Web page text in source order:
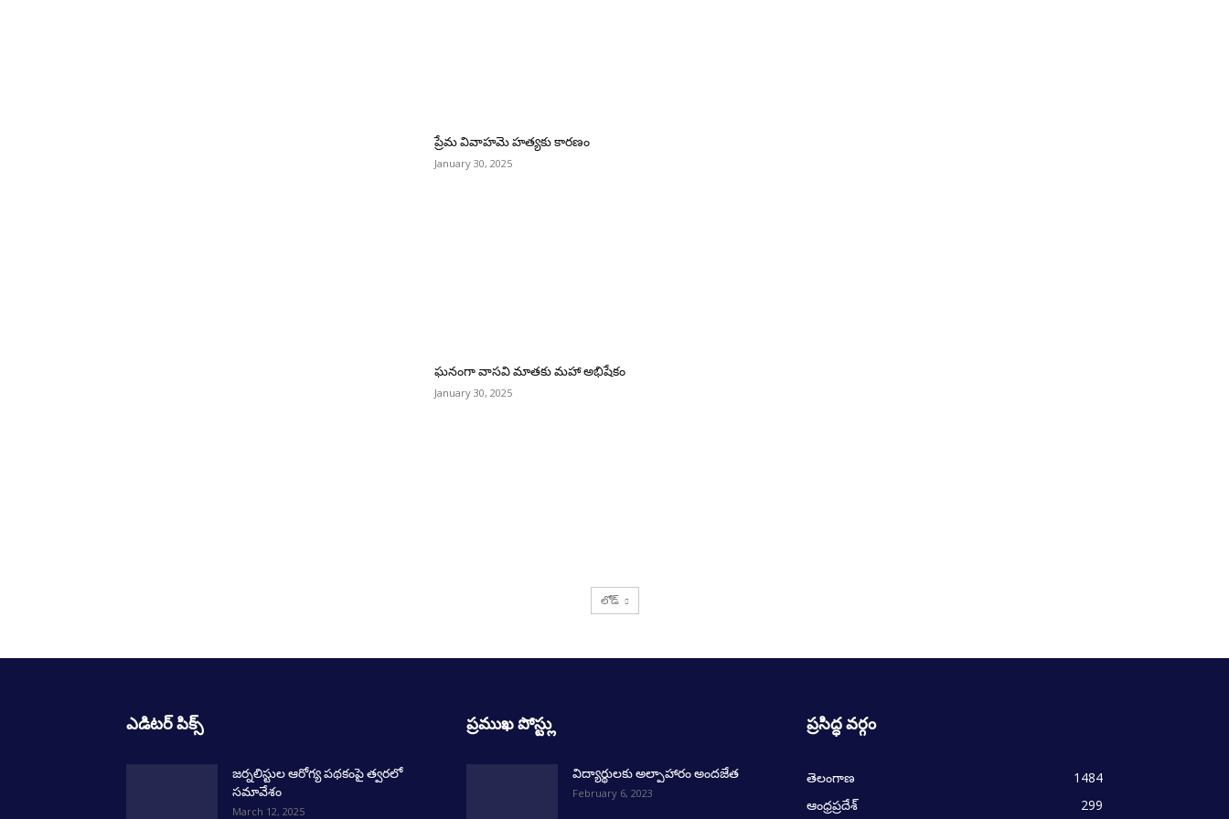
ప్రేమ వివాహమె హత్యకు కారణం
January 30, 2025
ఘనంగా వాసవి మాతకు మహా అభిషేకం
January 30, 2025
లోడ్
ఎడిటర్ పిక్స్
జర్నలిస్టుల ఆరోగ్య పథకంపై త్వరలో
సమావేశం
March 12, 2025
ప్రముఖ పోస్ట్లు
విద్యార్థులకు అల్పాహారం అందజేత
February 6, 2023
ప్రసిద్ధ వర్గం
తెలంగాణ
1484
ఆంధ్రప్రదేశ్
299